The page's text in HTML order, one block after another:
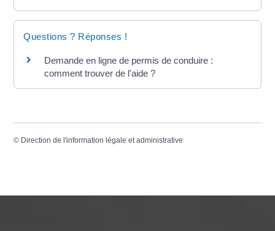
Questions ? Réponses !
Demande en ligne de permis de conduire :
comment trouver de l'aide ?
© Direction de l'information légale et administrative